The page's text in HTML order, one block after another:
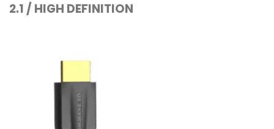
2.1 / HIGH DEFINITION